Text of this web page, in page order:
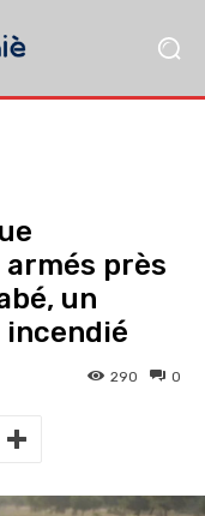
près
un
0
290